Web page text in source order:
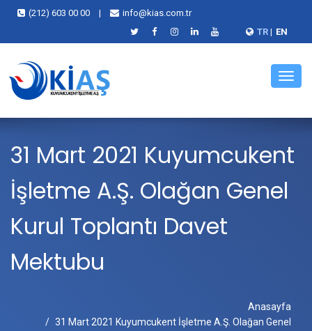
(212) 603 00 00 |
info@kias.com.tr
TR | EN
Menü
31 Mart 2021 Kuyumcukent
İşletme A.Ş. Olağan Genel
Kurul Toplantı Davet
Mektubu
Anasayfa
31 Mart 2021 Kuyumcukent İşletme A.Ş. Olağan Genel